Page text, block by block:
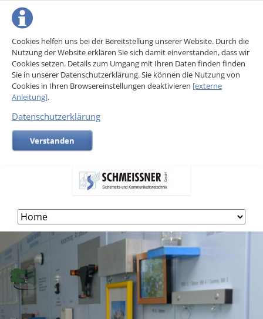
Cookies helfen uns bei der Bereitstellung unserer Website. Durch die
Nutzung der Website erklären Sie sich damit einverstanden, dass wir
Cookies setzen. Details zum Umgang mit Ihren Daten finden finden
Sie in unserer Datenschutzerklärung. Sie können die Nutzung von
Cookies in Ihren Browsereinstellungen deaktivieren [externe
Anleitung].
Datenschutzerklärung
Verstanden
navigation